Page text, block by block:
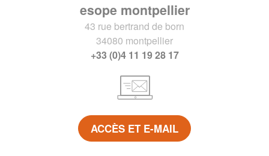
esope montpellier
43 rue bertrand de born
34080 montpellier
+33 (0)4 11 19 28 17
ACCÈS ET E-MAIL